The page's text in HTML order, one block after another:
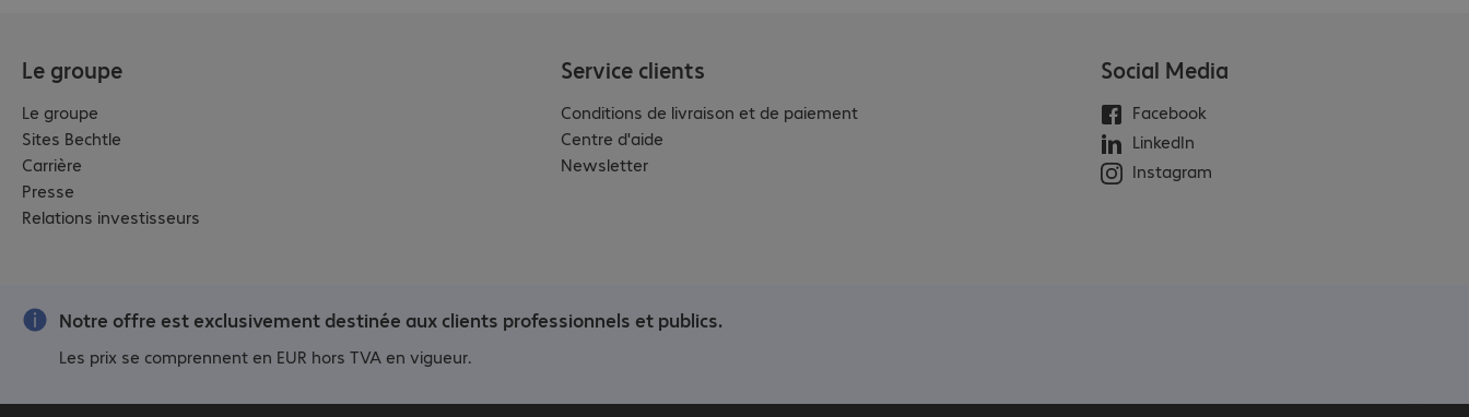
Le groupe
Le groupe
Sites Bechtle
Carrière
Presse
Relations investisseurs
Service clients
Conditions de livraison et de paiement
Centre d'aide
Newsletter
Social Media
Facebook
LinkedIn
Instagram
Notre offre est exclusivement destinée aux clients professionnels et publics.
Les prix se comprennent en EUR hors TVA en vigueur.